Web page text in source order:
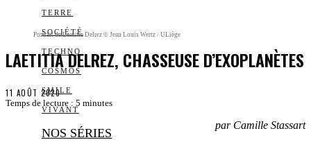
TERRE
SOCIÉTÉ
TECHNO
COSMOS
SMILE
VIVANT
NOS SÉRIES
Portrait de Laetitia Delrez © Jean Louis Wertz / ULiège
LAETITIA DELREZ, CHASSEUSE D’EXOPLANÈTES
11 AOÛT 2020
Temps de lecture : 5 minutes
par Camille Stassart